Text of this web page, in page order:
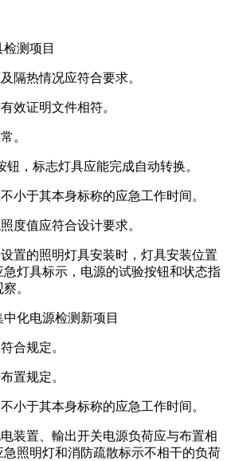
测项目
热情况应符合要求。
证明文件相符。
。
，标志灯具应能完成自动转换。
于其本身标称的应急工作时间。
值应符合设计要求。
的照明灯具安装时，灯具安装位置
灯具标示，电源的试验按钮和状态指
。
化电源检测新项目
合规定。
置规定。
于其本身标称的应急工作时间。
置、輸出开关电源负荷应与布置相
照明灯和消防疏散标示不相干的负荷